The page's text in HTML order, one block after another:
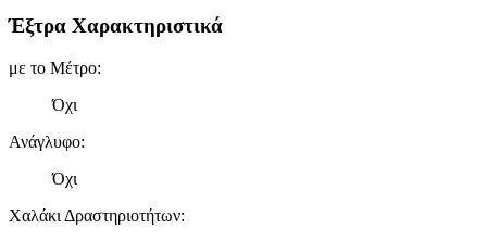
Έξτρα Χαρακτηριστικά
με το Μέτρο:
Όχι
Ανάγλυφο:
Όχι
Χαλάκι Δραστηριοτήτων: